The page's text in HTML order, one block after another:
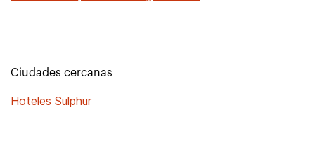
Ciudades cercanas
Hoteles Sulphur